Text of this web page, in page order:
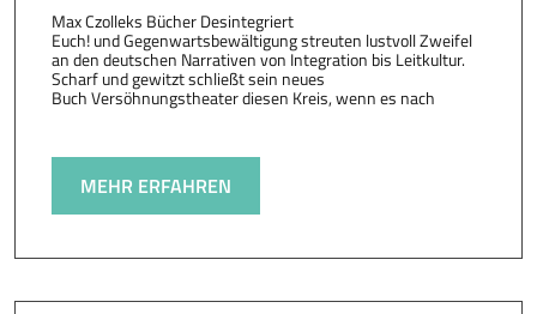
Max Czolleks Bücher Desintegriert
Euch! und Gegenwartsbewältigung streuten lustvoll Zweifel
an den deutschen Narrativen von Integration bis Leitkultur.
Scharf und gewitzt schließt sein neues
Buch Versöhnungstheater diesen Kreis, wenn es nach
MEHR ERFAHREN